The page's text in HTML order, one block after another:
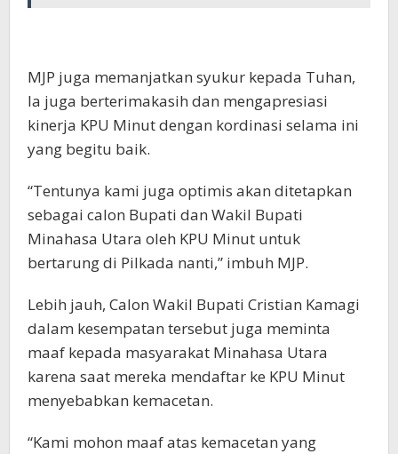
MJP juga memanjatkan syukur kepada Tuhan,
Ia juga berterimakasih dan mengapresiasi
kinerja KPU Minut dengan kordinasi selama ini
yang begitu baik.
“Tentunya kami juga optimis akan ditetapkan
sebagai calon Bupati dan Wakil Bupati
Minahasa Utara oleh KPU Minut untuk
bertarung di Pilkada nanti,” imbuh MJP.
Lebih jauh, Calon Wakil Bupati Cristian Kamagi
dalam kesempatan tersebut juga meminta
maaf kepada masyarakat Minahasa Utara
karena saat mereka mendaftar ke KPU Minut
menyebabkan kemacetan.
“Kami mohon maaf atas kemacetan yang